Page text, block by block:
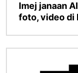
Imej janaan
foto, video di